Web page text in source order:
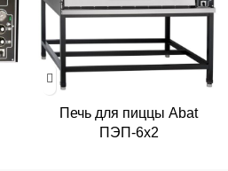
Печь для пиццы Abat
ПЭП-6х2